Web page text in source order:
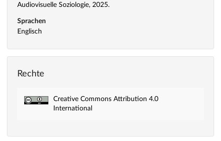
Audiovisuelle Soziologie, 2025.
Sprachen
Englisch
Rechte
Creative Commons Attribution 4.0
International